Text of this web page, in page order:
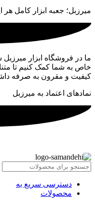
میرزبل؛ جعبه ابزار کامل هر
ما در فروشگاه ابزار
خاص به شما کمک کنیم تا
کیفیت و مقرون به صرفه
نمادهای اعتماد به میرزبل
دسترسی سریع به
محصولات